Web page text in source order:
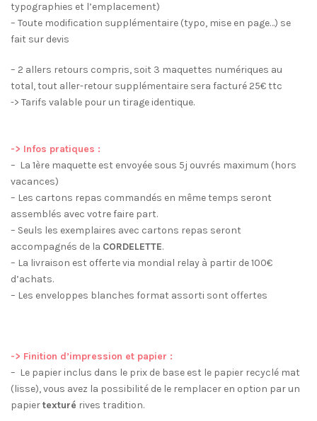
typographies et l’emplacement)
– Toute modification supplémentaire (typo, mise en page…) se
fait sur devis
– 2 allers retours compris, soit 3 maquettes numériques au
total, tout aller-retour supplémentaire sera facturé 25€ ttc
-> Tarifs valable pour un tirage identique.
-> Infos pratiques :
– La 1ère maquette est envoyée sous 5j ouvrés maximum (hors
vacances)
– Les cartons repas commandés en même temps seront
assemblés avec votre faire part.
– Seuls les exemplaires avec cartons repas seront
accompagnés de la CORDELETTE.
– La livraison est offerte via mondial relay à partir de 100€
d’achats.
– Les enveloppes blanches format assorti sont offertes
-> Finition d’impression et papier :
– Le papier inclus dans le prix de base est le papier recyclé mat
(lisse), vous avez la possibilité de le remplacer en option par un
papiertexturé rives tradition.